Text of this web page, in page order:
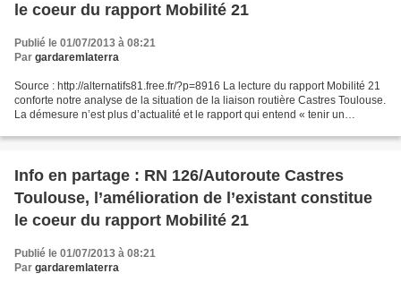
le coeur du rapport Mobilité 21
Publié le 01/07/2013 à 08:21
Par gardaremlaterra
Source : http://alternatifs81.free.fr/?p=8916 La lecture du rapport Mobilité 21
conforte notre analyse de la situation de la liaison routière Castres Toulouse.
La démesure n’est plus d’actualité et le rapport qui entend « tenir un
Info en partage : RN 126/Autoroute Castres
Toulouse, l’amélioration de l’existant constitue
le coeur du rapport Mobilité 21
Publié le 01/07/2013 à 08:21
Par gardaremlaterra